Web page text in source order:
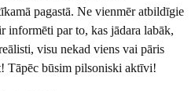
pagastā. Ne vienmēr atbildīgie
informēti par to, kas jādara labāk,
visu nekad viens vai pāris
Tāpēc būsim pilsoniski aktīvi!